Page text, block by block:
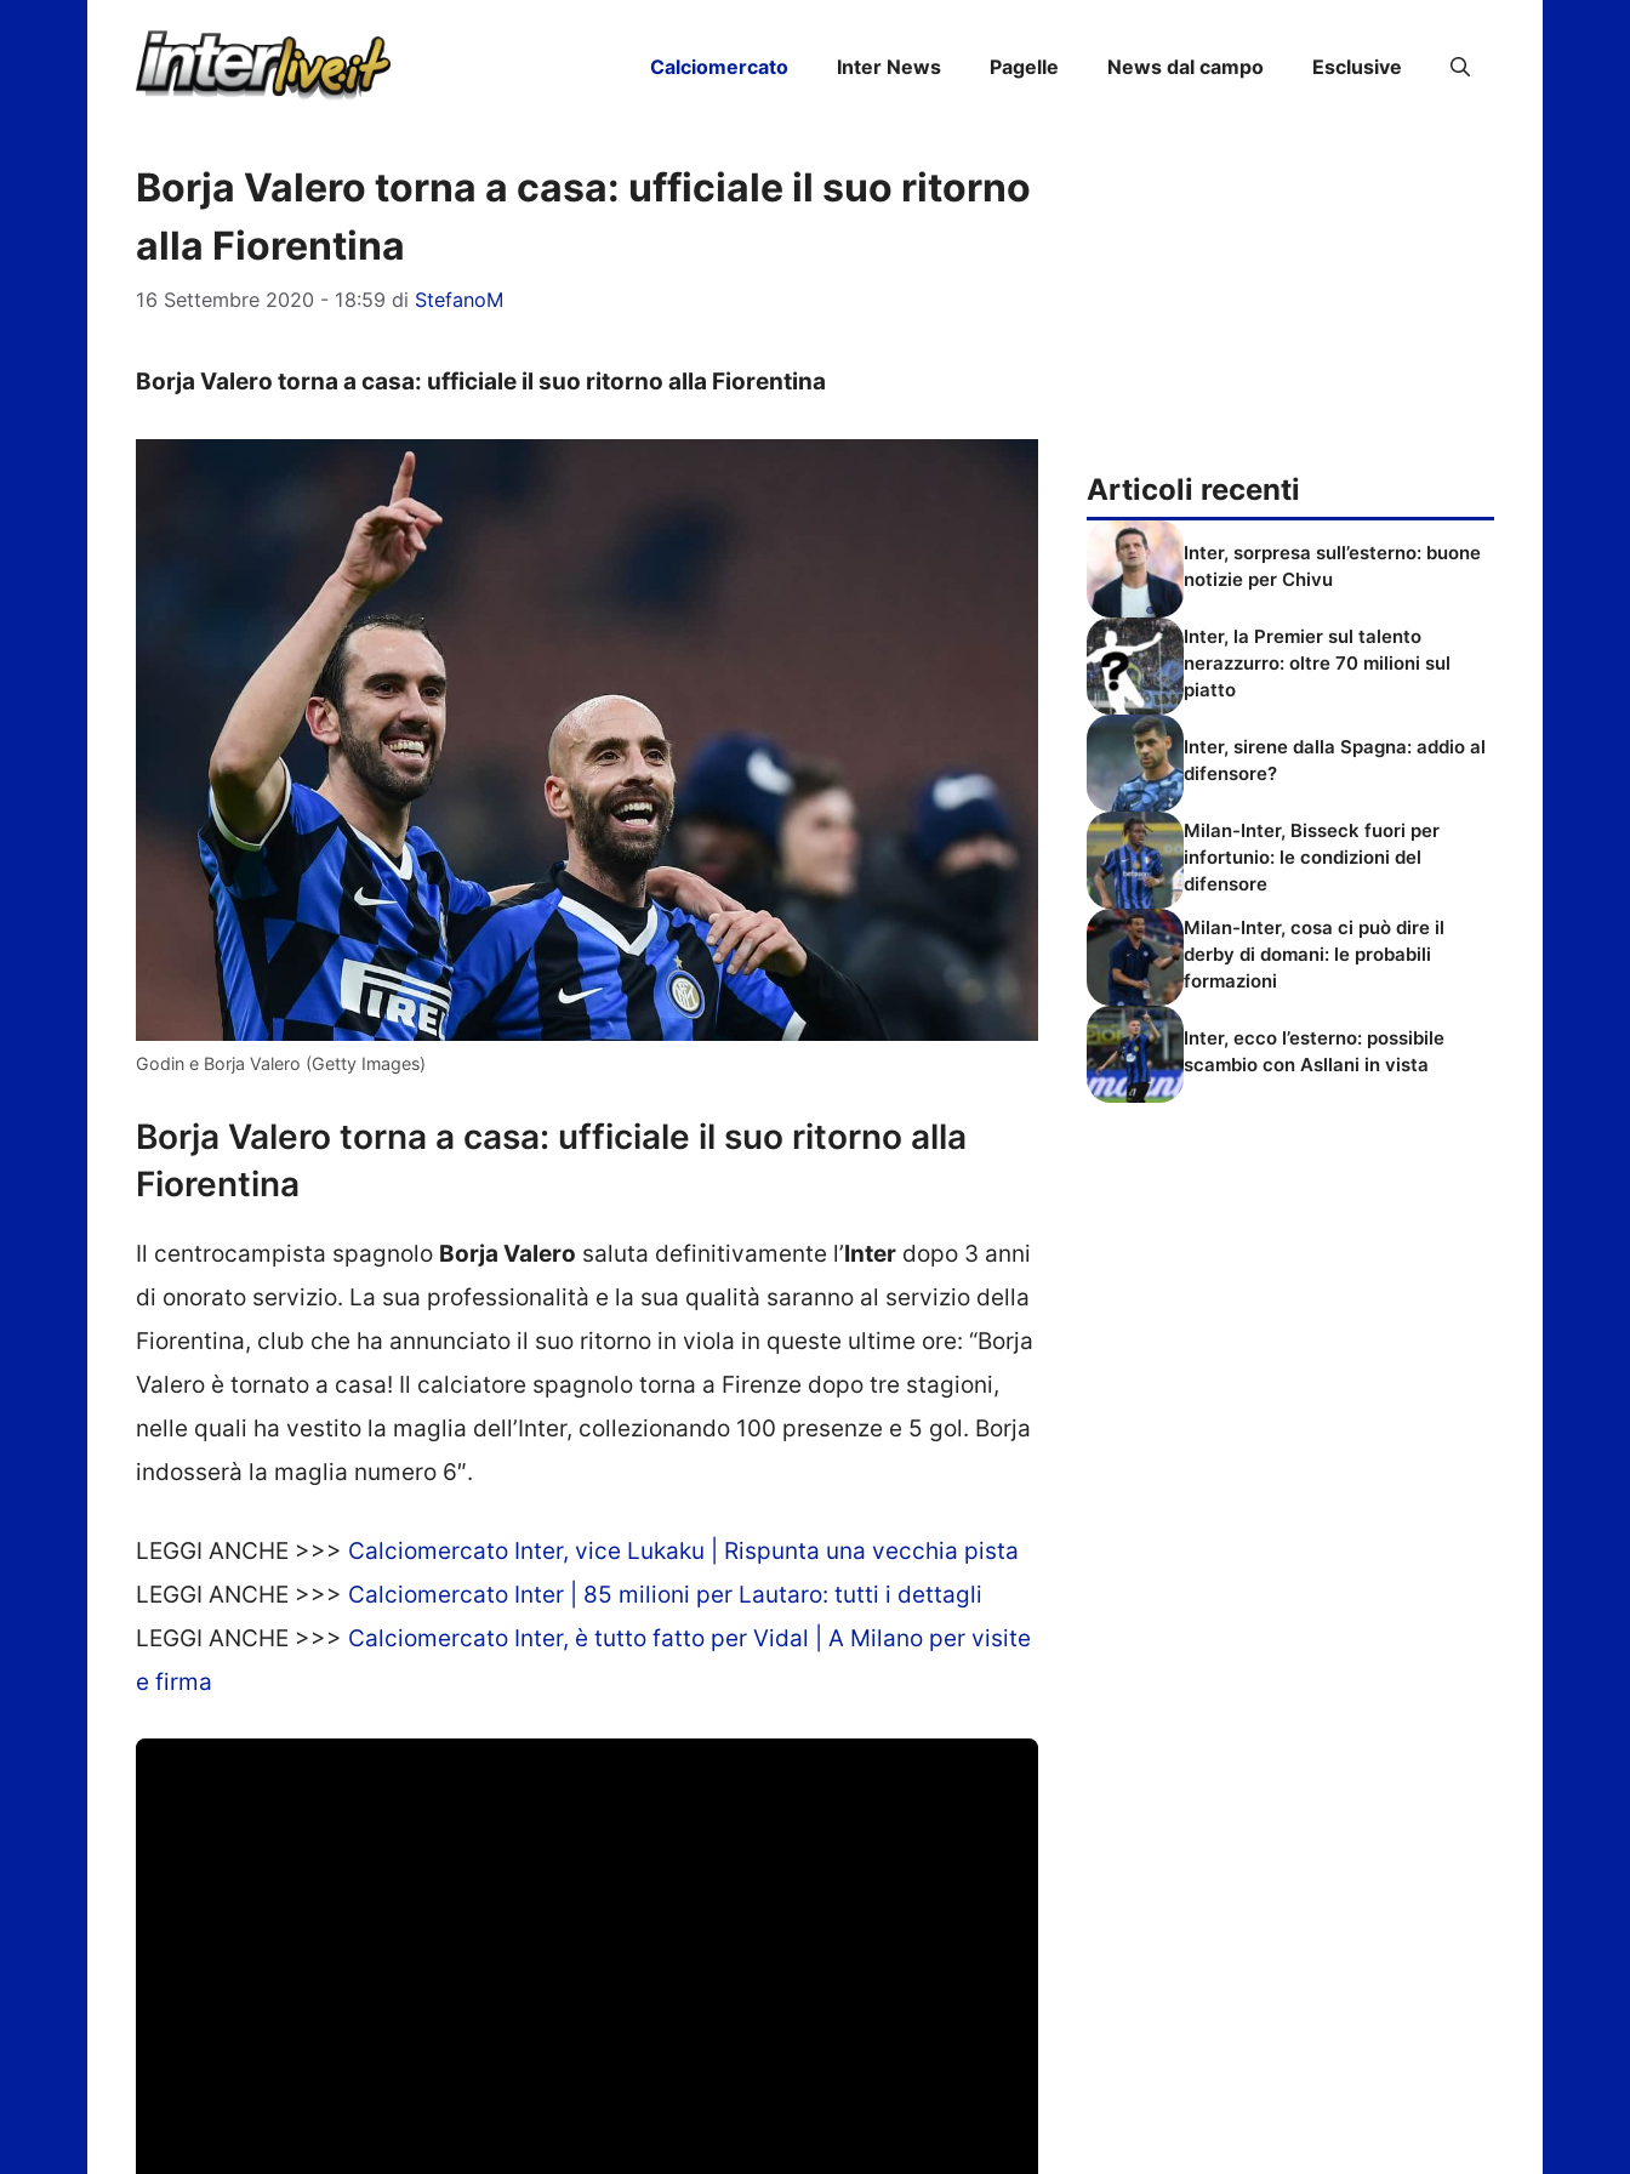
Calciomercato Inter News Pagelle News dal campo Esclusive
Borja Valero torna a casa: ufficiale il suo ritorno
alla Fiorentina
16 Settembre 2020 - 18:59 di StefanoM
Borja Valero torna a casa: ufficiale il suo ritorno alla Fiorentina
Godin e Borja Valero (Getty Images)
Borja Valero torna a casa: ufficiale il suo ritorno alla
Fiorentina
Il centrocampista spagnolo Borja Valero saluta definitivamente l’Inter dopo 3 anni
di onorato servizio. La sua professionalità e la sua qualità saranno al servizio della
Fiorentina, club che ha annunciato il suo ritorno in viola in queste ultime ore: “Borja
Valero è tornato a casa! Il calciatore spagnolo torna a Firenze dopo tre stagioni,
nelle quali ha vestito la maglia dell’Inter, collezionando 100 presenze e 5 gol. Borja
indosserà la maglia numero 6″.
LEGGI ANCHE >>> Calciomercato Inter, vice Lukaku | Rispunta una vecchia pista
LEGGI ANCHE >>> Calciomercato Inter | 85 milioni per Lautaro: tutti i dettagli
LEGGI ANCHE >>> Calciomercato Inter, è tutto fatto per Vidal | A Milano per visite
e firma
Articoli recenti
Inter, sorpresa sull’esterno: buone
notizie per Chivu
Inter, la Premier sul talento
nerazzurro: oltre 70 milioni sul
piatto
Inter, sirene dalla Spagna: addio al
difensore?
Milan-Inter, Bisseck fuori per
infortunio: le condizioni del
difensore
Milan-Inter, cosa ci può dire il
derby di domani: le probabili
formazioni
Inter, ecco l’esterno: possibile
scambio con Asllani in vista